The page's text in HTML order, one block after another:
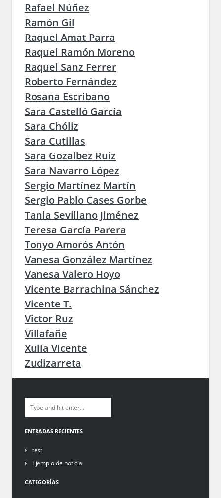
Rafael Núñez
Ramón Gil
Raquel Amat Parra
Raquel Ramón Moreno
Raquel Sanz Ferrer
Roberto Fernández
Rosana Escribano
Sara Castelló García
Sara Chóliz
Sara Cutillas
Sara Gozalbez Ruiz
Sara Navarro López
Sergio Martínez Martín
Sergio Pablo Cases Gorbe
Tania Sevillano Jiménez
Teresa García Parera
Tonyo Amorós Antón
Vanesa González Martínez
Vanesa Valero Hoyo
Vicente Barrachina Sánchez
Vicente T.
Victor Ruz
Villafañe
Xulia Vicente
Zudizarreta
ENTRADAS RECIENTES
test
Ejemplo de noticia
CATEGORÍAS